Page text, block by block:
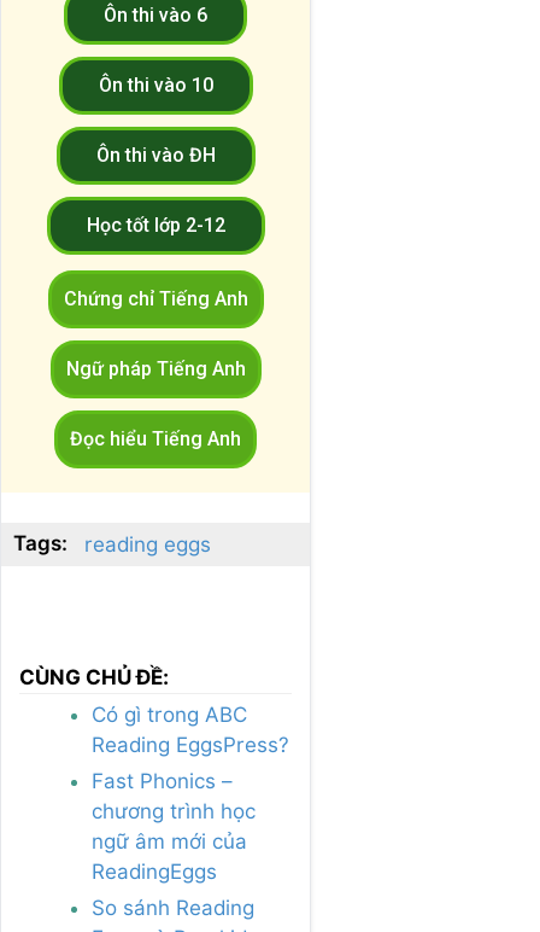
Ôn thi vào 6
Ôn thi vào 10
Ôn thi vào ĐH
Học tốt lớp 2-12
Chứng chỉ Tiếng Anh
Ngữ pháp Tiếng Anh
Đọc hiểu Tiếng Anh
Tags: reading eggs
CÙNG CHỦ ĐỀ:
Có gì trong ABC
Reading EggsPress?
Fast Phonics –
chương trình học
ngữ âm mới của
ReadingEggs
So sánh Reading